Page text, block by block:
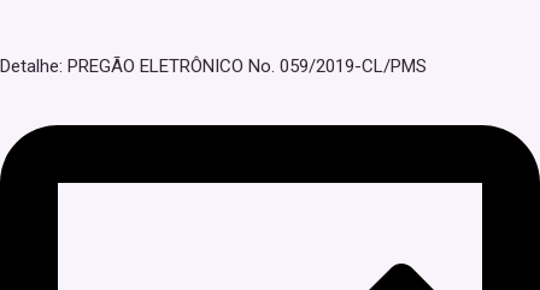
Detalhe: PREGÃO ELETRÔNICO No. 059/2019-CL/PMS